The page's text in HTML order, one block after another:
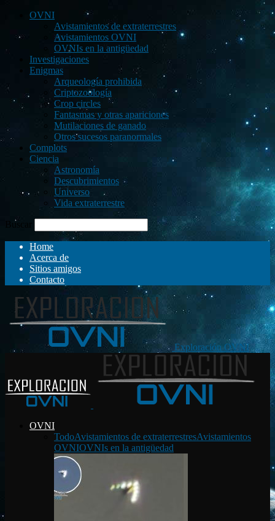
OVNI
Avistamientos de extraterrestres
Avistamientos OVNI
OVNIs en la antigüedad
Investigaciones
Enigmas
Arqueología prohibida
Criptozoología
Crop circles
Fantasmas y otras apariciones
Mutilaciones de ganado
Otros sucesos paranormales
Complots
Ciencia
Astronomía
Descubrimientos
Universo
Vida extraterrestre
Buscar
Home
Acerca de
Sitios amigos
Contacto
Exploración OVNI
OVNI
TodoAvistamientos de extraterrestresAvistamientos
OVNIOVNIs en la antigüedad